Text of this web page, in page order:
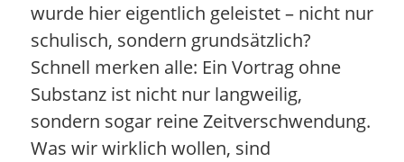
wurde hier eigentlich geleistet – nicht nur
schulisch, sondern grundsätzlich?
Schnell merken alle: Ein Vortrag ohne
Substanz ist nicht nur langweilig,
sondern sogar reine Zeitverschwendung.
Was wir wirklich wollen, sind